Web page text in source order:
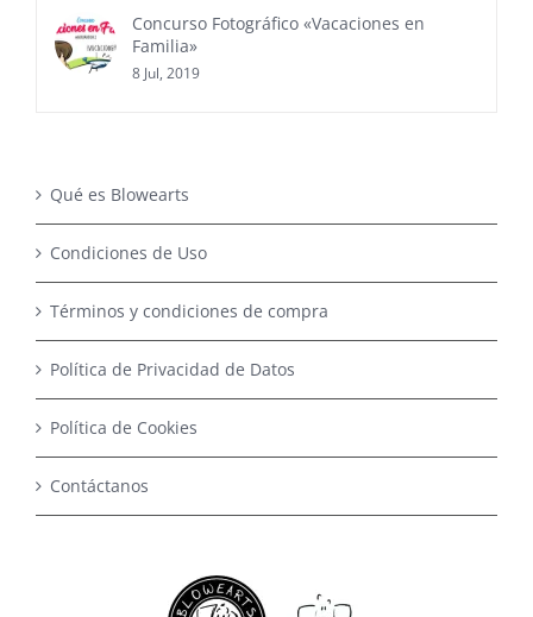
Concurso Fotográfico «Vacaciones en
Familia»
8 Jul, 2019
Qué es Blowearts
Condiciones de Uso
Términos y condiciones de compra
Política de Privacidad de Datos
Política de Cookies
Contáctanos